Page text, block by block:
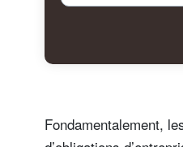
Fondamentalement,